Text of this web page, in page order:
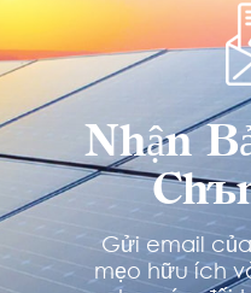
Nhận
Gửi email
mẹo hữu ích